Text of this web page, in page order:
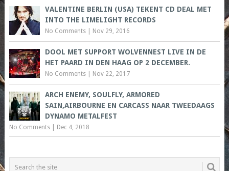
VALENTINE BERLIN (USA) TEKENT CD DEAL MET
INTO THE LIMELIGHT RECORDS
No Comments| Nov 29, 2016
DOOL MET SUPPORT WOLVENNEST LIVE IN DE
HET PAARD IN DEN HAAG OP 2 DECEMBER.
No Comments| Nov 22, 2017
ARCH ENEMY, SOULFLY, ARMORED
SAIN,AIRBOURNE EN CARCASS NAAR TWEEDAAGS
DYNAMO METALFEST
No Comments| Dec 4, 2018